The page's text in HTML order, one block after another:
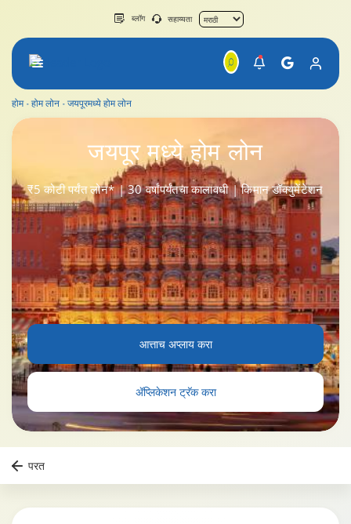
ब्लॉग सहाय्यता
होम होम लोन जयपूरमध्ये होम लोन
जयपूरमध्ये होम लोन
₹5 कोटी पर्यंत लोन* | 30 वर्षांपर्यंतचा कालावधी | किमान डॉक्युमेंटेशन
जयपूरमध्ये होम लोन
आत्ताच अप्लाय करा
ॲप्लिकेशन ट्रॅक करा
परत